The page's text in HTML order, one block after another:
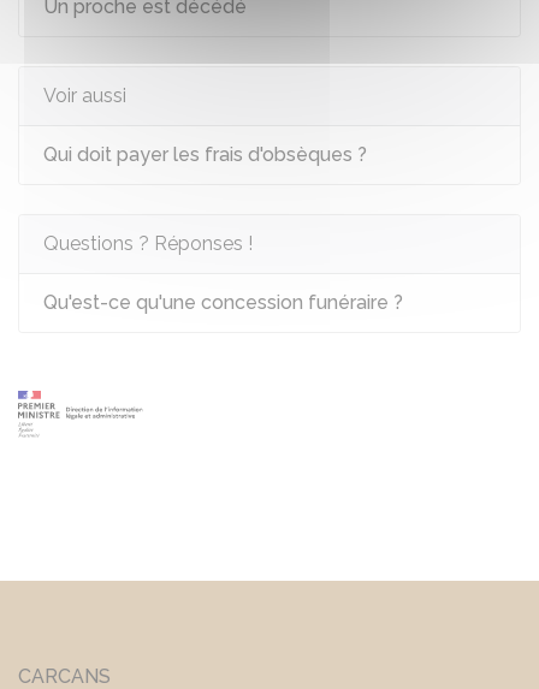
Un proche est décédé
Voir aussi
Qui doit payer les frais d'obsèques ?
Questions ? Réponses !
Qu'est-ce qu'une concession funéraire ?
CARCANS